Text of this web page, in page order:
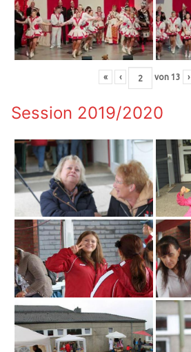
« ‹ von 13 ›
Session 2019/2020